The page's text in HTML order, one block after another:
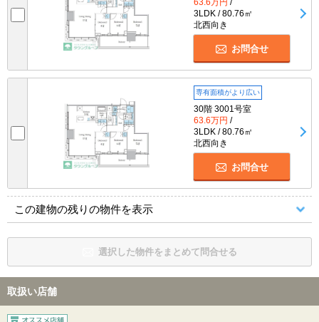
63.6万円 /
3LDK / 80.76㎡
北西向き
お問合せ
専有面積がより広い
30階 3001号室
63.6万円 /
3LDK / 80.76㎡
北西向き
お問合せ
この建物の残りの物件を表示
選択した物件をまとめて問合せる
取扱い店舗